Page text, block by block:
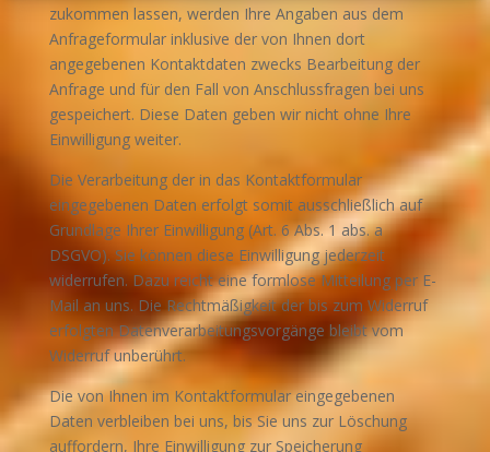
zukommen lassen, werden Ihre Angaben aus dem
Anfrageformular inklusive der von Ihnen dort
angegebenen Kontaktdaten zwecks Bearbeitung der
Anfrage und für den Fall von Anschlussfragen bei uns
gespeichert. Diese Daten geben wir nicht ohne Ihre
Einwilligung weiter.
Die Verarbeitung der in das Kontaktformular
eingegebenen Daten erfolgt somit ausschließlich auf
Grundlage Ihrer Einwilligung (Art. 6 Abs. 1 abs. a
DSGVO). Sie können diese Einwilligung jederzeit
widerrufen. Dazu reicht eine formlose Mitteilung per E-
Mail an uns. Die Rechtmäßigkeit der bis zum Widerruf
erfolgten Datenverarbeitungsvorgänge bleibt vom
Widerruf unberührt.
Die von Ihnen im Kontaktformular eingegebenen
Daten verbleiben bei uns, bis Sie uns zur Löschung
auffordern, Ihre Einwilligung zur Speicherung